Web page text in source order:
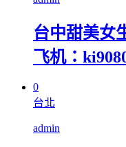
台中甜美女
飞机：
0
台北
admin